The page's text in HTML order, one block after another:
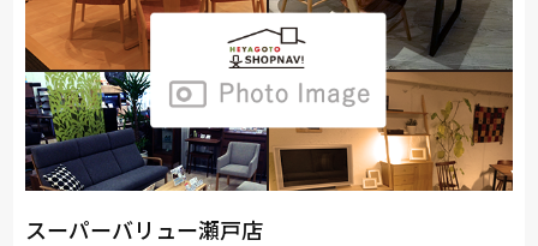
スーパーバリュー瀬戸店